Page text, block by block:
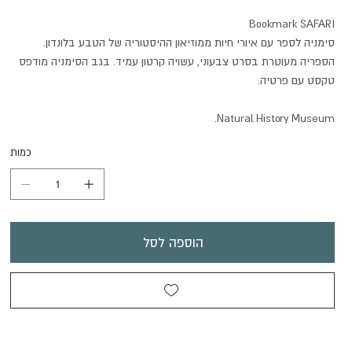
Bookmark SAFARI
סימניה לספר עם איורי חיות ממוזיאון ההיסטוריה של הטבע בלונדון.
הספריה מעוטרת בסרט צבעוני, עשויה קרטון עמיד. בגב הסימניה מודפס
טקסט עם פרטיה.
Natural History Museum.
כמות
הוספה לסל